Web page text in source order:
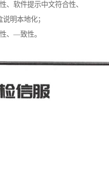
、软件提示中文符合性、
明本地化；
、—致性。